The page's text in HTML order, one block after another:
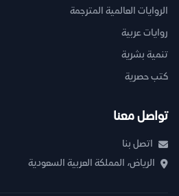
الروايات العالمية المترجمة
روايات عربية
تنمية بشرية
كتب حصرية
تواصل معنا
اتصل بنا
الرياض، المملكة العربية السعودية